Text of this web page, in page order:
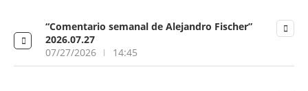
“Comentario semanal de Alejandro Fischer”
2026.07.27
07/27/2026
14:45